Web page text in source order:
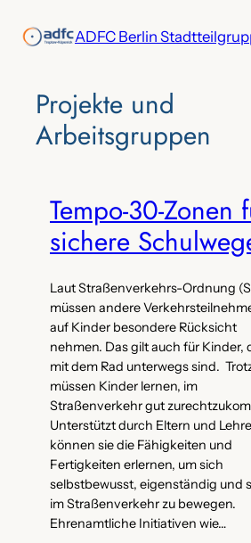
Inhalt
ADFC Berlin
Projekte‌ und
Arbeitsgruppen
Tempo-30-Zonen
sichere
Laut Straßenverkehrs-Ordnung
müssen andere
auf Kinder besondere Rücksicht
nehmen. Das gilt auch für Kinder,
mit dem Rad unterwegs sind.
müssen Kinder lernen, im
Straßenverkehr gut
Unterstützt durch Eltern und
können sie die Fähigkeiten und
Fertigkeiten erlernen, um sich
selbstbewusst, eigenständig und
im Straßenverkehr zu bewegen.
Ehrenamtliche Initiativen wie…